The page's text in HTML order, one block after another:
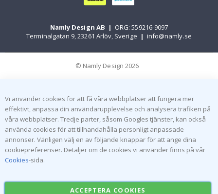
Namly Design AB | ORG: 559216-9097
Terminalgatan 9, 23261 Arlöv, Sverige | info@namly.se
© Namly Design 2026
Vi använder cookies för att få våra webbplatser att fungera mer
effektivt, anpassa din användarupplevelse och analysera trafiken på
våra webbplatser. Tredje parter, såsom Googles tjänster, kan också
använda cookies för att tillhandahålla personligt anpassade
annonser. Vänligen välj en av följande knappar för att ange dina
cookiepreferenser. Detaljer om de cookies vi använder finns på vår
Cookies-sida.
ACCEPTERA COOKIES